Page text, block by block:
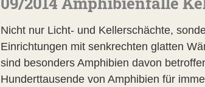
Nicht nur Licht- und Kellerschächte,
Einrichtungen mit senkrechten glatten
sind besonders Amphibien davon
Hunderttausende von Amphibien für